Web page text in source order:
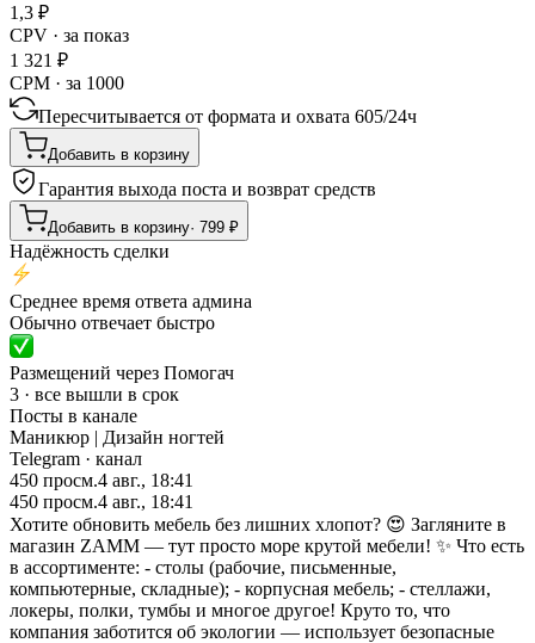
1,3 ₽
CPV · за показ
1 321 ₽
CPM · за 1000
Пересчитывается от формата и охвата 605/24ч
Добавить в корзину
Гарантия выхода поста и возврат средств
Добавить в корзину· 799 ₽
Надёжность сделки
Среднее время ответа админа
Обычно отвечает быстро
Размещений через Помогач
3 · все вышли в срок
Посты в канале
Маникюр | Дизайн ногтей
Telegram · канал
450 просм.4 авг., 18:41
450 просм.4 авг., 18:41
Хотите обновить мебель без лишних хлопот? 😍 Загляните в
магазин ZAMM — тут просто море крутой мебели! ✨ Что есть
в ассортименте: - столы (рабочие, письменные,
компьютерные, складные); - корпусная мебель; - стеллажи,
локеры, полки, тумбы и многое другое! Круто то, что
компания заботится об экологии — использует безопасные